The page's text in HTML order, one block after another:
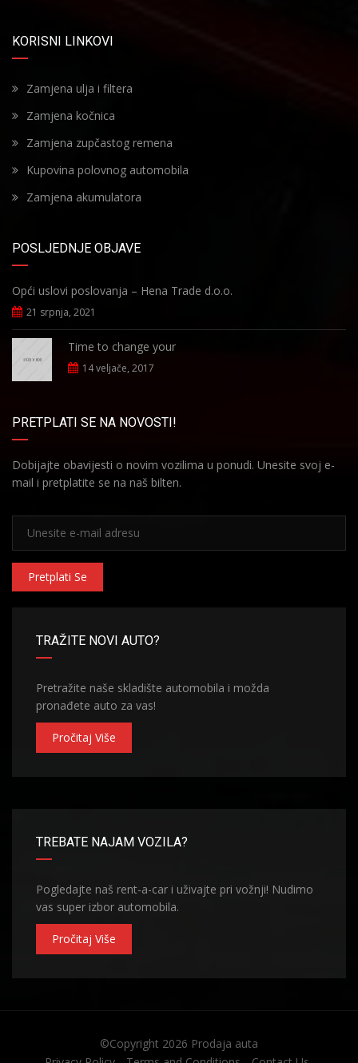
KORISNI LINKOVI
Zamjena ulja i filtera
Zamjena kočnica
Zamjena zupčastog remena
Kupovina polovnog automobila
Zamjena akumulatora
POSLJEDNJE OBJAVE
Opći uslovi poslovanja – Hena Trade d.o.o.
21 srpnja, 2021
Time to change your
14 veljače, 2017
PRETPLATI SE NA NOVOSTI!
Dobijajte obavijesti o novim vozilima u ponudi. Unesite svoj e-
mail i pretplatite se na naš bilten.
Pretplati Se
TRAŽITE NOVI AUTO?
Pretražite naše skladište automobila i možda
pronađete auto za vas!
Pročitaj Više
TREBATE NAJAM VOZILA?
Pogledajte naš rent-a-car i uživajte pri vožnji! Nudimo
vas super izbor automobila.
Pročitaj Više
©Copyright 2026 Prodaja auta